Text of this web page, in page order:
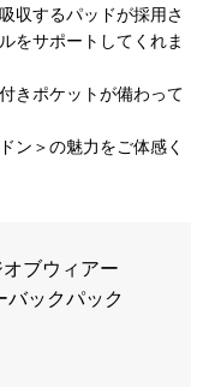
収するパッドが採用さ
をサポートしてくれま
きポケットが備わって
ン＞の魅力をご体感く
ブウィアー
バックパック